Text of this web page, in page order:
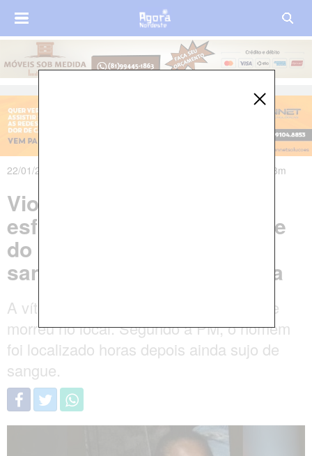
22/01/2020 às 16h11m - Atualizado em 23/01/2020 às 06h48m
Violência: Grávida
esfaqueada escreve o nome
do suspeito com o próprio
sangue e morre em seguida
A vítima estava grávida de sete meses e
morreu no local. Segundo a PM, o homem
foi localizado horas depois ainda sujo de
sangue.